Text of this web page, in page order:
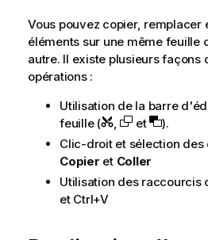
Vous pouvez copier, remplacer
éléments sur une même feuille
autre. Il existe plusieurs façons
opérations :
Utilisation de la barre
feuille (
, et
).
Clic-droit et sélection des
Copier et Coller
Utilisation des raccourcis
et Ctrl+V